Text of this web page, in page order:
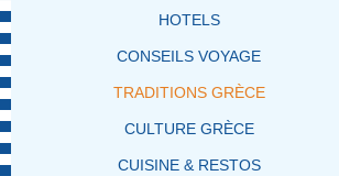
HOTELS
CONSEILS VOYAGE
TRADITIONS GRÈCE
CULTURE GRÈCE
CUISINE & RESTOS